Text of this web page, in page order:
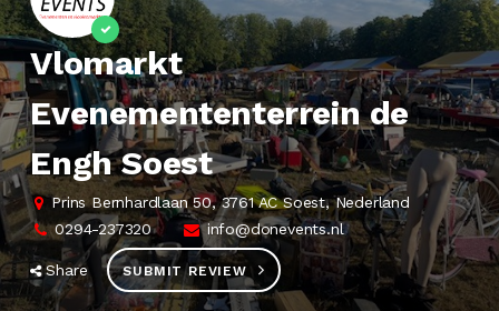
Vlomarkt
Evenemententerrein de
Engh Soest
Prins Bernhardlaan 50, 3761 AC Soest, Nederland
0294-237320
info@donevents.nl
Share SUBMIT REVIEW